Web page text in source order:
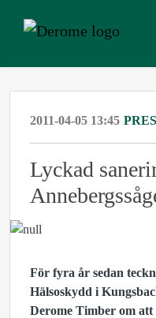
2011-04-05 13:45
Lyckad
För fyra år sedan
Hälsoskydd i
Derome Timber om